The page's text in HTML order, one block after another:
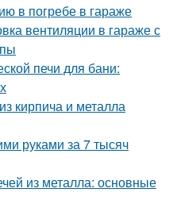
в погребе в гараже
вентиляции в гараже с
печи для бани:
кирпича и металла
руками за 7 тысяч
из металла: основные